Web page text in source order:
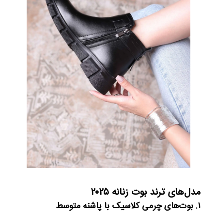
مدل‌های ترند بوت زنانه ۲۰۲۵
۱. بوت‌های چرمی کلاسیک با پاشنه متوسط